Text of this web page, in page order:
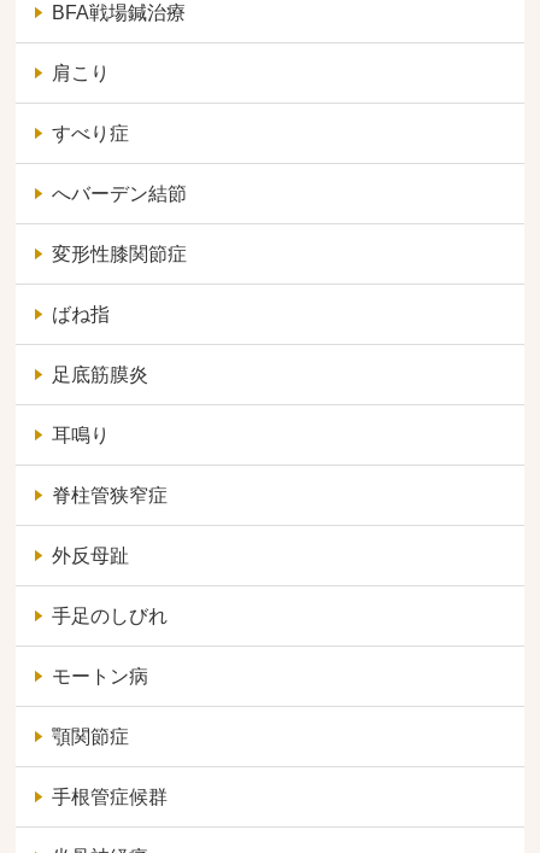
BFA戦場鍼治療
肩こり
すべり症
へバーデン結節
変形性膝関節症
ばね指
足底筋膜炎
耳鳴り
脊柱管狭窄症
外反母趾
手足のしびれ
モートン病
顎関節症
手根管症候群